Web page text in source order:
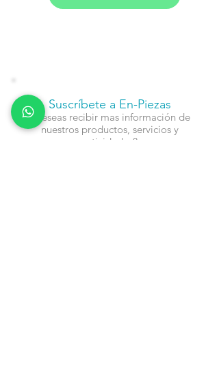
Suscríbete a En-Piezas
¿Deseas recibir mas información de
nuestros productos, servicios y
actividades?